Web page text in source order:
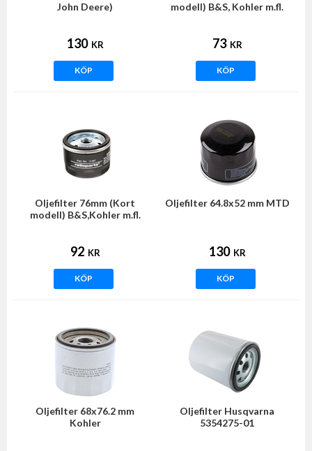
John Deere)
130 KR
KÖP
modell) B&S, Kohler m.fl.
73 KR
KÖP
Oljefilter 76mm (Kort
modell) B&S,Kohler m.fl.
92 KR
KÖP
Oljefilter 64.8x52 mm MTD
130 KR
KÖP
Oljefilter 68x76.2 mm
Kohler
Oljefilter Husqvarna
5354275-01